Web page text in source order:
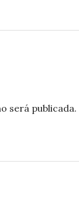
será publicada.